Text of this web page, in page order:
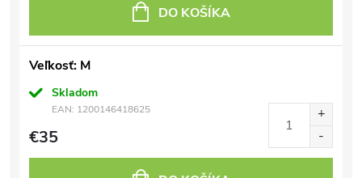
DO KOŠÍKA
Veľkosť: M
Skladom
EAN: 1200146418625
€35